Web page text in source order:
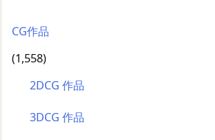
CG作品
(1,558)
2DCG 作品
3DCG 作品